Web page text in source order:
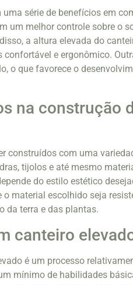
uma série de benefícios em
um melhor controle sobre o
a altura elevada do
e ergonômico.
o que favorece o
na construção
construídos com uma
tijolos e até mesmo
do estilo estético
material escolhido seja
da terra e das plantas.
canteiro
é um processo
mínimo de habilidades